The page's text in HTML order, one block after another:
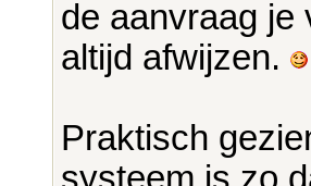
de aanvraag je
altijd afwijzen.
Praktisch
systeem is zo